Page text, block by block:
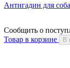
Антигадин для
Сообщить о
Товар в корзине
В